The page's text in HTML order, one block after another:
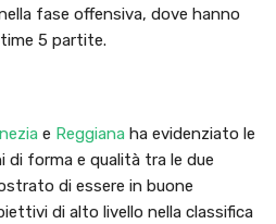
fase offensiva, dove hanno
5 partite.
e Reggiana ha evidenziato le
forma e qualità tra le due
di essere in buone
di alto livello nella classifica